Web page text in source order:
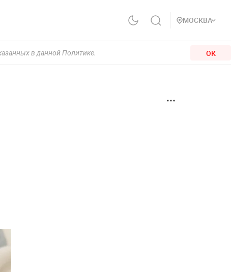
МОСКВА
в данной Политике. ОК